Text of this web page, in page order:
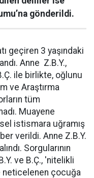
gönderildi.
geçiren 3 yaşındaki
Anne Z.B.Y.,
ile birlikte, oğlunu
ve Araştırma
tüm
Muayene
istismara uğramış
verildi. Anne Z.B.Y.
Sorgularının
ve B.Ç., 'nitelikli
neticelenen çocuğa